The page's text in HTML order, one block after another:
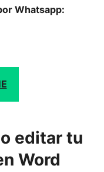
Whatsapp:
editar tu
Word